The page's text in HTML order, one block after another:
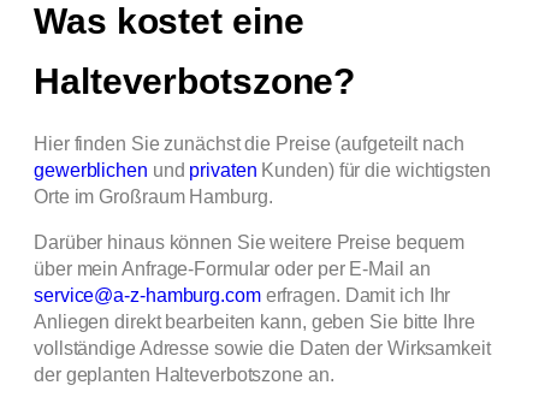
Was kostet eine
Halteverbotszone?
Hier finden Sie zunächst die Preise (aufgeteilt nach
gewerblichen und privaten Kunden) für die wichtigsten
Orte im Großraum Hamburg.
Darüber hinaus können Sie weitere Preise bequem
über mein Anfrage-Formular oder per E-Mail an
service@a-z-hamburg.comerfragen. Damit ich Ihr
Anliegen direkt bearbeiten kann, geben Sie bitte Ihre
vollständige Adresse sowie die Daten der Wirksamkeit
der geplanten Halteverbotszone an.